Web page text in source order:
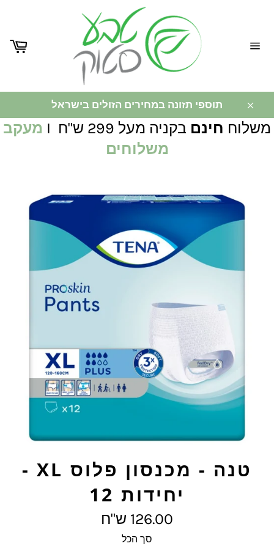
תוספי תזונה במחירים הזולים בישראל
משלוח חינם בקניה מעל 299 ש"ח I
מעקב
משלוחים
טנה - מכנסון פלוס XL -
יחידות 12
מחיר
מלא
126.00 ש"ח
סך הכל